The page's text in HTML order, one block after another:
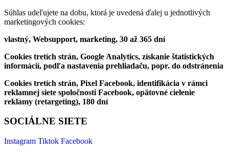
Súhlas udeľujete na dobu, ktorá je uvedená ďalej u jednotlivých
marketingových cookies:
vlastný, Websupport, marketing, 30 až 365 dní
Cookies tretích strán, Google Analytics, získanie štatistických
informácií, podľa nastavenia prehliadaču, popr. do odstránenia
Cookies tretích strán, Pixel Facebook, identifikácia v rámci
reklamnej siete spoločnosti Facebook, opätovné cielenie
reklamy (retargeting), 180 dní
SOCIÁLNE SIETE
Instagram Tiktok Facebook